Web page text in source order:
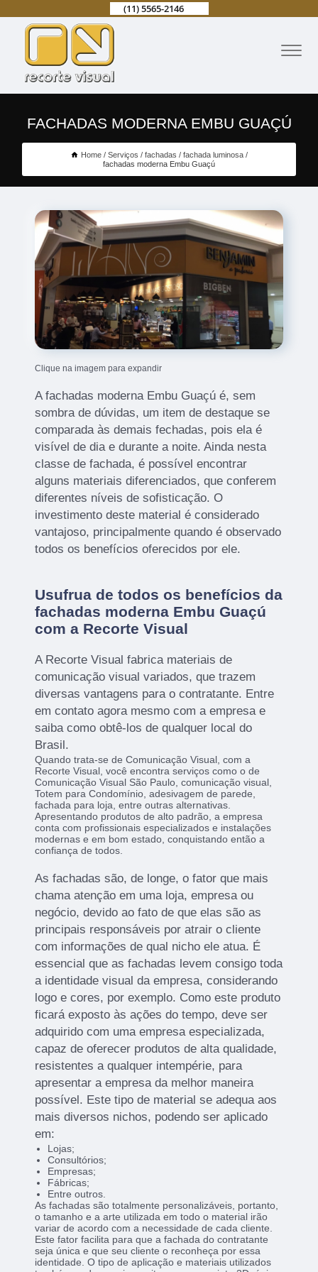
(11) 5565-2146
FACHADAS MODERNA EMBU GUAÇÚ
Home Serviços fachadas
fachada luminosa
fachadas moderna Embu Guaçú
Clique na imagem para expandir
A fachadas moderna Embu Guaçú é, sem
sombra de dúvidas, um item de destaque se
comparada às demais fechadas, pois ela é
visível de dia e durante a noite. Ainda nesta
classe de fachada, é possível encontrar
alguns materiais diferenciados, que conferem
diferentes níveis de sofisticação. O
investimento deste material é considerado
vantajoso, principalmente quando é observado
todos os benefícios oferecidos por ele.
Usufrua de todos os benefícios da
fachadas moderna Embu Guaçú
com a Recorte Visual
A Recorte Visual fabrica materiais de
comunicação visual variados, que trazem
diversas vantagens para o contratante. Entre
em contato agora mesmo com a empresa e
saiba como obtê-los de qualquer local do
Brasil.
Quando trata-se de Comunicação Visual, com a
Recorte Visual, você encontra serviços como o de
Comunicação Visual São Paulo, comunicação visual,
Totem para Condomínio, adesivagem de parede,
fachada para loja, entre outras alternativas.
Apresentando produtos de alto padrão, a empresa
conta com profissionais especializados e instalações
modernas e em bom estado, conquistando então a
confiança de todos.
As fachadas são, de longe, o fator que mais
chama atenção em uma loja, empresa ou
negócio, devido ao fato de que elas são as
principais responsáveis por atrair o cliente
com informações de qual nicho ele atua. É
essencial que as fachadas levem consigo toda
a identidade visual da empresa, considerando
logo e cores, por exemplo. Como este produto
ficará exposto às ações do tempo, deve ser
adquirido com uma empresa especializada,
capaz de oferecer produtos de alta qualidade,
resistentes a qualquer intempérie, para
apresentar a empresa da melhor maneira
possível. Este tipo de material se adequa aos
mais diversos nichos, podendo ser aplicado
em:
Lojas;
Consultórios;
Empresas;
Fábricas;
Entre outros.
As fachadas são totalmente personalizáveis, portanto,
o tamanho e a arte utilizada em todo o material irão
variar de acordo com a necessidade de cada cliente.
Este fator facilita para que a fachada do contratante
seja única e que seu cliente o reconheça por essa
identidade. O tipo de aplicação e materiais utilizados